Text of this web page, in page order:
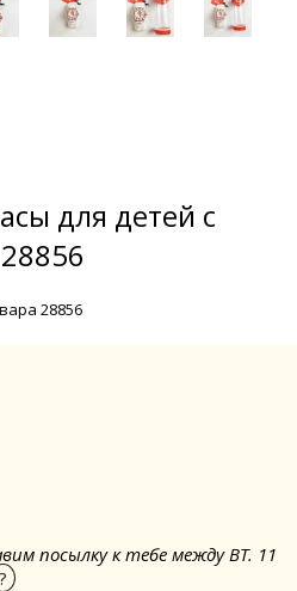
для детей с
28856
посылку к тебе между ВТ. 11
?